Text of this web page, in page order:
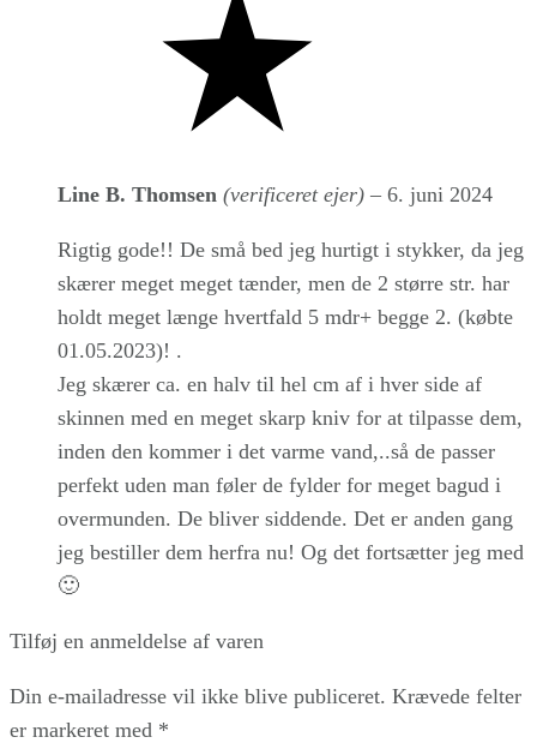
Line B. Thomsen (verificeret ejer) – 6. juni 2024
Rigtig gode!! De små bed jeg hurtigt i stykker, da jeg
skærer meget meget tænder, men de 2 større str. har
holdt meget længe hvertfald 5 mdr+ begge 2. (købte
01.05.2023)! .
Jeg skærer ca. en halv til hel cm af i hver side af
skinnen med en meget skarp kniv for at tilpasse dem,
inden den kommer i det varme vand,..så de passer
perfekt uden man føler de fylder for meget bagud i
overmunden. De bliver siddende. Det er anden gang
jeg bestiller dem herfra nu! Og det fortsætter jeg med
🙂
Tilføj en anmeldelse af varen
Din e-mailadresse vil ikke blive publiceret. Krævede felter
er markeret med *